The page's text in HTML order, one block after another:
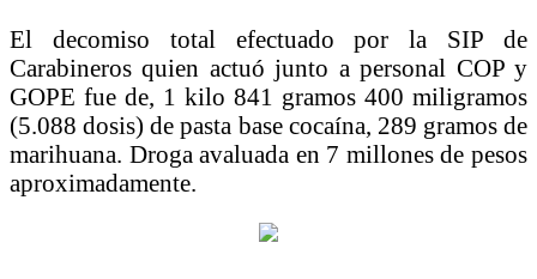
El decomiso total efectuado por la SIP de
Carabineros quien actuó junto a personal COP y
GOPE fue de, 1 kilo 841 gramos 400 miligramos
(5.088 dosis) de pasta base cocaína, 289 gramos de
marihuana. Droga avaluada en 7 millones de pesos
aproximadamente.